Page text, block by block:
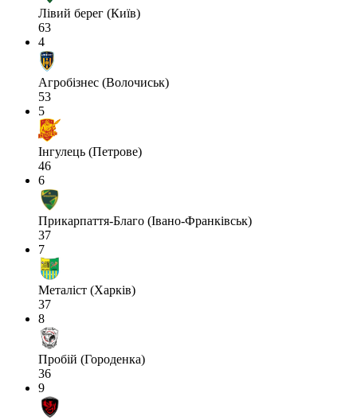
Лівий берег (Київ)
63
4
Агробізнес (Волочиськ)
53
5
Інгулець (Петрове)
46
6
Прикарпаття-Благо (Івано-Франківськ)
37
7
Металіст (Харків)
37
8
Пробій (Городенка)
36
9